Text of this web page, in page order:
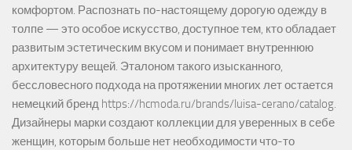
комфортом. Распознать по-настоящему дорогую одежду в
толпе — это особое искусство, доступное тем, кто обладает
развитым эстетическим вкусом и понимает внутреннюю
архитектуру вещей. Эталоном такого изысканного,
бессловесного подхода на протяжении многих лет остается
немецкий бренд https://hcmoda.ru/brands/luisa-cerano/catalog.
Дизайнеры марки создают коллекции для уверенных в себе
женщин, которым больше нет необходимости что-то